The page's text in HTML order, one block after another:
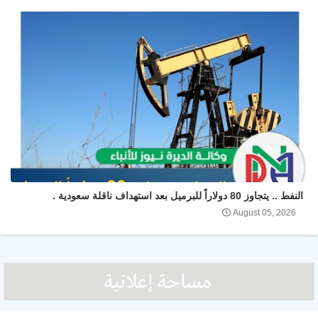
النفط .. يتجاوز 80 دولاراً للبرميل بعد استهداف ناقلة سعودية .
August 05, 2026